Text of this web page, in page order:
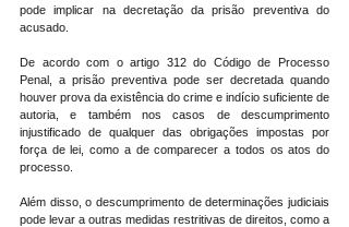
pode implicar na decretação da prisão preventiva do
acusado.
De acordo com o artigo 312 do Código de Processo
Penal, a prisão preventiva pode ser decretada quando
houver prova da existência do crime e indício suficiente de
autoria, e também nos casos de descumprimento
injustificado de qualquer das obrigações impostas por
força de lei, como a de comparecer a todos os atos do
processo.
Além disso, o descumprimento de determinações judiciais
pode levar a outras medidas restritivas de direitos, como a